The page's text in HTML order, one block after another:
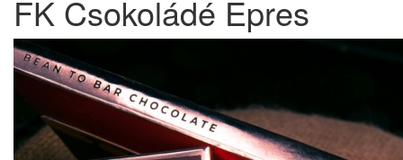
FK Csokoládé Epres